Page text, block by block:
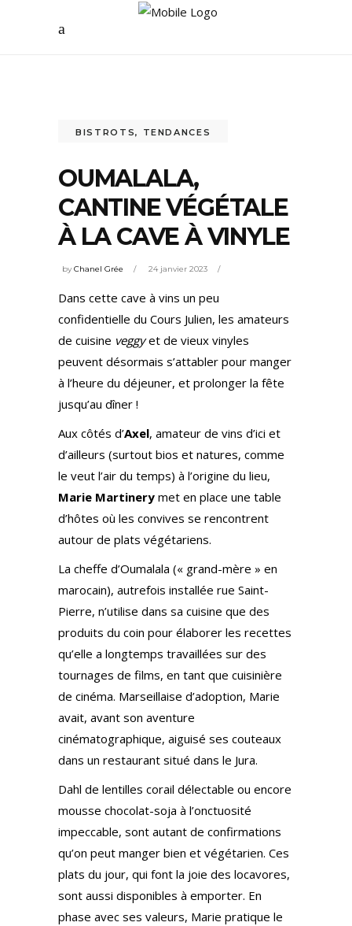
BISTROTS, TENDANCES
OUMALALA,
CANTINE VÉGÉTALE
À LA CAVE À VINYLE
byChanel Grée 24 janvier 2023
Dans cette cave à vins un peu
confidentielle du Cours Julien, les amateurs
de cuisine veggyet de vieux vinyles
peuvent désormais s’attabler pour manger
à l’heure du déjeuner, et prolonger la fête
jusqu’au dîner !
Aux côtés d’Axel, amateur de vins d’ici et
d’ailleurs (surtout bios et natures, comme
le veut l’air du temps) à l’origine du lieu,
Marie Martinery met en place une table
d’hôtes où les convives se rencontrent
autour de plats végétariens.
La cheffe d’Oumalala (« grand-mère » en
marocain), autrefois installée rue Saint-
Pierre, n’utilise dans sa cuisine que des
produits du coin pour élaborer les recettes
qu’elle a longtemps travaillées sur des
tournages de films, en tant que cuisinière
de cinéma. Marseillaise d’adoption, Marie
avait, avant son aventure
cinématographique, aiguisé ses couteaux
dans un restaurant situé dans le Jura.
Dahl de lentilles corail délectable ou encore
mousse chocolat-soja à l’onctuosité
impeccable, sont autant de confirmations
qu’on peut manger bien et végétarien. Ces
plats du jour, qui font la joie des locavores,
sont aussi disponibles à emporter. En
phase avec ses valeurs, Marie pratique le